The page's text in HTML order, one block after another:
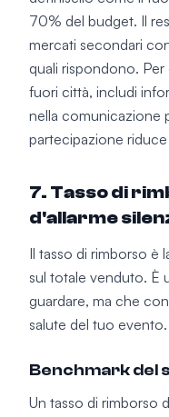
70% del budget. Il
mercati secondari
quali rispondono.
fuori città, includi
nella comunicazione
partecipazione
7. Tasso di
d'allarme
Il tasso di rimborso è
sul totale venduto. È
guardare, ma che
salute del tuo evento.
Benchmark del
Un tasso di rimborso